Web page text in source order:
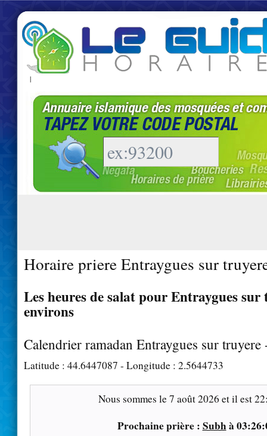
|
Horaire priere Entraygues sur
Les heures de salat pour Entraygues sur
environs
Calendrier ramadan Entraygues sur
Latitude : 44.6447087 - Longitude : 2.5644733
Nous sommes le7 août 2026 et il est
Prochaine prière : Subhà